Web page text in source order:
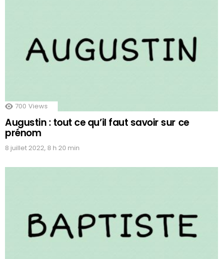
700 Views
Augustin : tout ce qu’il faut savoir sur ce
prénom
8 juillet 2022, 8 h 20 min